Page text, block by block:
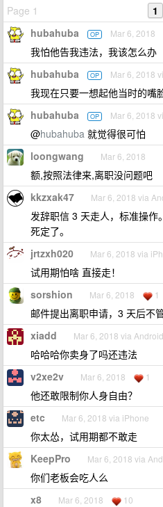
Page 1
1
hubahuba OP Mar 6, 2018
我怕他告我违法，我该怎么办
hubahuba OP Mar 6, 2018
我现在只要一想起他当时的嘴
hubahuba OP Mar 6, 2018
@hubahuba 就觉得很可怕
loongwang Mar 6, 2018
额,按照法律来,离职没问题吧
kkzxak47 Mar 6, 2018 via
发辞职信 3 天走人，标准操
死定了。
jrtzxh020 Mar 6, 2018 via
试用期怕啥 直接走！
sorshion Mar 6, 2018 1
邮件提出离职申请，3 天后不
xiadd Mar 6, 2018 via Android
哈哈哈你卖身了吗还违法
v2xe2v Mar 6, 2018 1
他还敢限制你人身自由？
etc Mar 6, 2018 via iPhone
你太怂，试用期都不敢走
KeepPro Mar 6, 2018 via
你们老板会吃人么
x8 Mar 6, 2018 10